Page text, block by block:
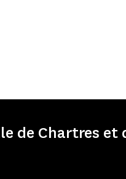
de Chartres et